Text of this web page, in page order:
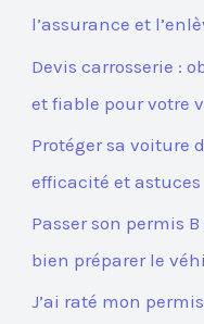
l’assurance et
Devis carrosserie :
et fiable pour votre
Protéger sa voiture
efficacité et astuces
Passer son permis
bien préparer le
J’ai raté mon